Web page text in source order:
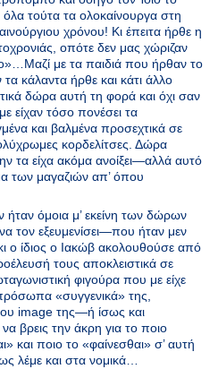
όλα τούτα τα ολοκαίνουργα στη
χρόνου! Κι έπειτα ήρθε η
οπότε δεν μας χώριζαν
με τα παιδιά που ήρθαν το
κάλαντα ήρθε και κάτι άλλο
δώρα αυτή τη φορά και όχι σαν
είχαν τόσο πονέσει τα
και βαλμένα προσεχτικά σε
κορδελίτσες. Δώρα
τα είχα ακόμα ανοίξει—αλλά αυτό
των μαγαζιών απ’ όπου
όμοια μ’ εκείνη των δώρων
τον εξευμενίσει—που ήταν μεν
ο ίδιος ο Ιακώβ ακολουθούσε από
τους αποκλειστικά σε
φιγούρα που με είχε
«συγγενικά» της,
image της—ή ίσως και
βρεις την άκρη για το ποιο
και ποιο το «φαίνεσθαι» σ’ αυτή
λέμε και στα νομικά…